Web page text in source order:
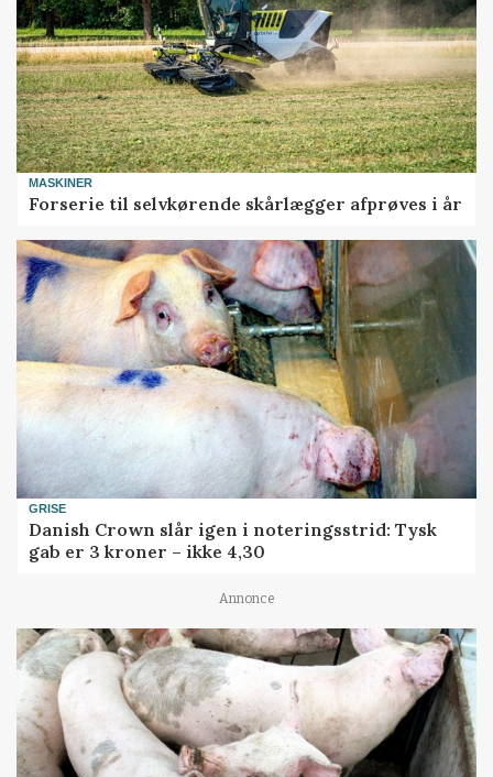
MASKINER
Forserie til selvkørende skårlægger afprøves i år
GRISE
Danish Crown slår igen i noteringsstrid: Tysk
gab er 3 kroner – ikke 4,30
Annonce